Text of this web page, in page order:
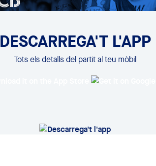
DESCARREGA'T L'APP
Tots els detalls del partit al teu mòbil